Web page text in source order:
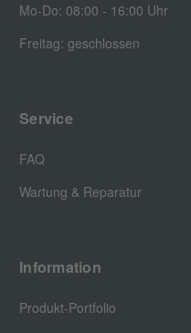
Mo-Do: 08:00 - 16:00 Uhr
Freitag: geschlossen
Service
FAQ
Wartung & Reparatur
Information
Produkt-Portfolio